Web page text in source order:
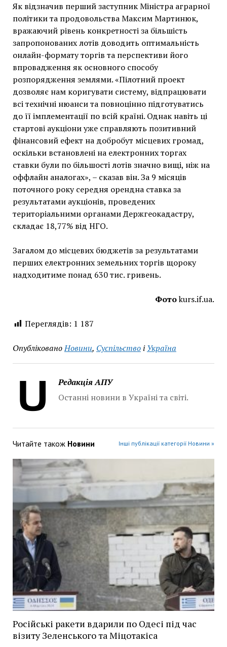
Як відзначив перший заступник Міністра аграрної
політики та продовольства Максим Мартинюк,
вражаючий рівень конкретності за більшість
запропонованих лотів доводить оптимальність
онлайн-формату торгів та перспективи його
впровадження як основного способу
розпорядження землями. «Пілотний проект
дозволяє нам коригувати систему, відпрацювати
всі технічні нюанси та повноцінно підготуватись
до її імплементації по всій країні. Однак навіть ці
стартові аукціони уже справляють позитивний
фінансовий ефект на добробут місцевих громад,
оскільки встановлені на електронних торгах
ставки були по більшості лотів значно вищі, ніж на
оффлайн аналогах», – сказав він. За 9 місяців
поточного року середня орендна ставка за
результатами аукціонів, проведених
територіальними органами Держгеокадастру,
складає 18,77% від НГО.
Загалом до місцевих бюджетів за результатами
перших електронних земельних торгів щороку
надходитиме понад 630 тис. гривень.
Фотоkurs.if.ua.
Переглядів: 1 187
ОпублікованоНовини, СуспільствоіУкраїна
Редакція АПУ
Останні новини в Україні та світі.
Читайте також Новини Інші публікації категорії Новини »
Російські ракети вдарили по Одесі під час
візиту Зеленського та Міцотакіса